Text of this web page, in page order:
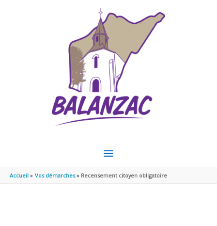
MENU
PRINCIPAL
Accueil Vos démarches Recensement citoyen obligatoire